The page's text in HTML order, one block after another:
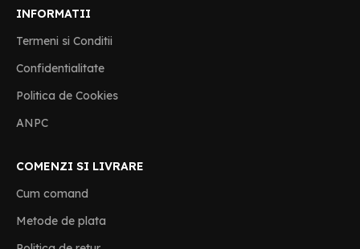
INFORMATII
Termeni si Conditii
Confidentialitate
Politica de Cookies
ANPC
COMENZI SI LIVRARE
Cum comand
Metode de plata